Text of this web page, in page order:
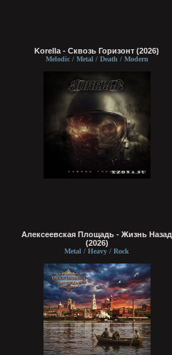
Korella - Сквозь Горизонт (2026)
Melodic / Metal / Death / Modern
Алексеевская Площадь - Жизнь Назад
(2026)
Metal / Heavy / Rock